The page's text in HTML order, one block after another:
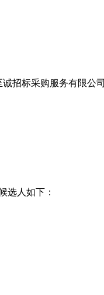
招标采购服务有限公司
选人如下：